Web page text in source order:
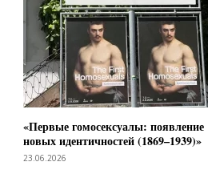
«Первые гомосексуалы: появление
новых идентичностей (1869–1939)»
23.06.2026